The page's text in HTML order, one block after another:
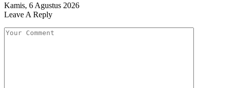
Kamis, 6 Agustus 2026
Leave A Reply